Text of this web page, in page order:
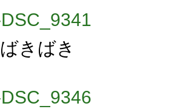
ばきばき